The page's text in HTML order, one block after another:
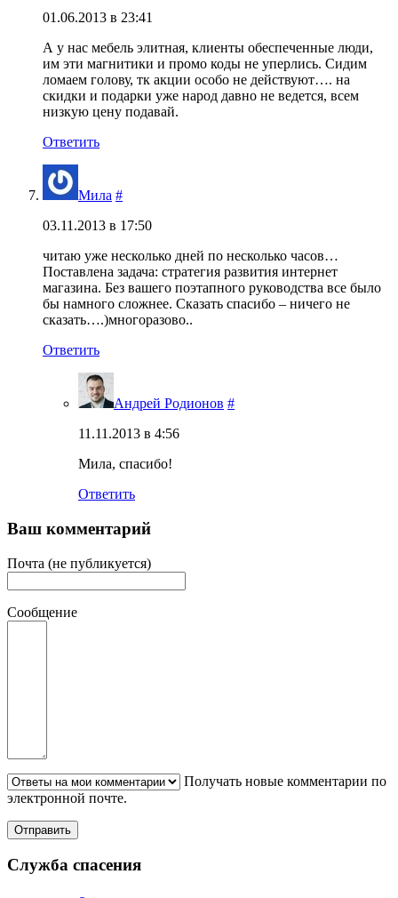
01.06.2013 в 23:41
А у нас мебель элитная, клиенты обеспеченные люди,
им эти магнитики и промо коды не уперлись. Сидим
ломаем голову, тк акции особо не действуют…. на
скидки и подарки уже народ давно не ведется, всем
низкую цену подавай.
Ответить
Мила #
03.11.2013 в 17:50
читаю уже несколько дней по несколько часов…
Поставлена задача: стратегия развития интернет
магазина. Без вашего поэтапного руководства все было
бы намного сложнее. Сказать спасибо – ничего не
сказать….)многоразово..
Ответить
Андрей Родионов #
11.11.2013 в 4:56
Мила, спасибо!
Ответить
Ваш комментарий
Почта (не публикуется)
Сообщение
Получать новые комментарии по
электронной почте.
Служба спасения